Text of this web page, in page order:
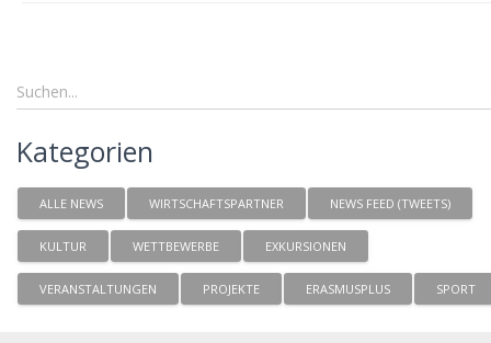
Kategorien
ALLE NEWS WIRTSCHAFTSPARTNER NEWS FEED (TWEETS)
KULTUR WETTBEWERBE EXKURSIONEN
VERANSTALTUNGEN PROJEKTE ERASMUSPLUS SPORT